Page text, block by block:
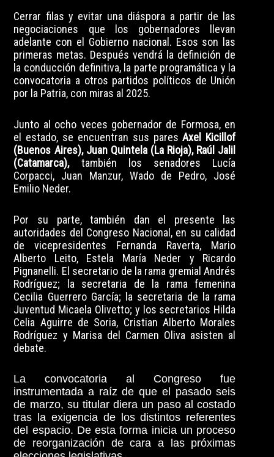
Cerrar filas y evitar una diáspora a partir de las
negociaciones que los gobernadores llevan
adelante con el Gobierno nacional. Esos son las
primeras metas. Después vendrá la definición de
la conducción definitiva, la parte programática y la
convocatoria a otros partidos políticos de Unión
por la Patria, con miras al 2025.
Junto al ocho veces gobernador de Formosa, en
el estado, se encuentran sus paresAxel Kicillof
(Buenos Aires), Juan Quintela (La Rioja), Raúl Jalil
(Catamarca),también los senadores Lucía
Corpacci, Juan Manzur, Wado de Pedro, José
Emilio Neder.
Por su parte, también dan el presente las
autoridades del Congreso Nacional, en su calidad
de vicepresidentes Fernanda Raverta, Mario
Alberto Leito, Estela María Neder y Ricardo
Pignanelli. El secretario de la rama gremial Andrés
Rodríguez; la secretaria de la rama femenina
Cecilia Guerrero García; la secretaria de la rama
Juventud Micaela Olivetto; y los secretarios Hilda
Celia Aguirre de Soria, Cristian Alberto Morales
Rodríguez y Marisa del Carmen Oliva asisten al
debate.
La convocatoria al Congreso fue
instrumentada a raíz de que el pasado seis
de marzo, su titular diera un paso al costado
tras la exigencia de los distintos referentes
del espacio. De esta forma inicia un proceso
de reorganización de cara a las próximas